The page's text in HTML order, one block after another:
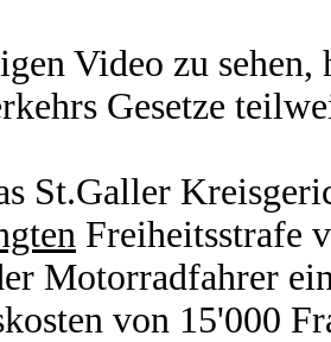
Video zu sehen,
Gesetze
St.Galler
Freiheitsstrafe
Motorradfahrer
von 15'000